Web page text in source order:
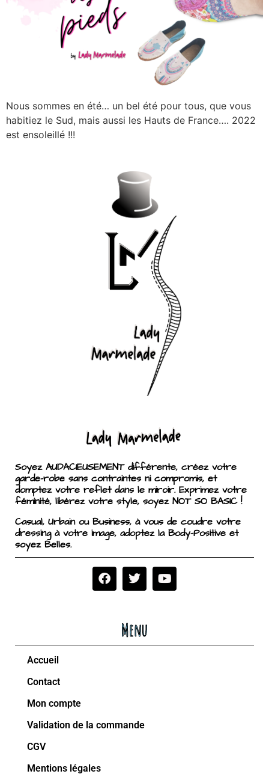
Nous sommes en été… un bel été pour tous, que vous
habitiez le Sud, mais aussi les Hauts de France…. 2022
est ensoleillé !!!
Soyez AUDACIEUSEMENT différente, créez votre
garde-robe sans contraintes ni compromis, et
domptez votre reflet dans le miroir. Exprimez votre
féminité, libérez votre style, soyez NOT SO BASIC !
Casual, Urbain ou Business, à vous de coudre votre
dressing à votre image, adoptez la Body-Positive et
soyez Belles.
Menu
Accueil
Contact
Mon compte
Validation de la commande
CGV
Mentions légales